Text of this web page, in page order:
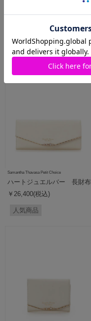
関連商品
Samantha Thavasa Petit Choice
ハートジュエルバー 長財布
￥26,400(税込)
人気商品